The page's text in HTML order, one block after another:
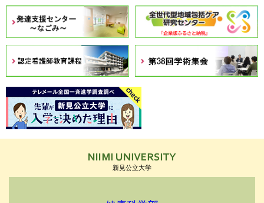
新見公立大学